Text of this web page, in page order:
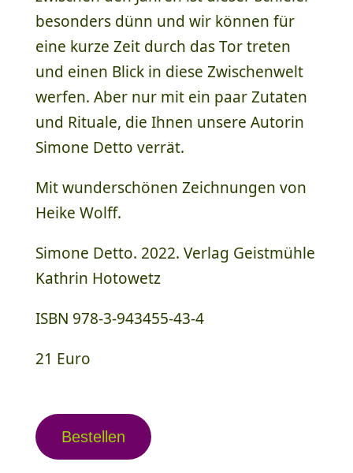
besonders dünn und wir können für
eine kurze Zeit durch das Tor treten
und einen Blick in diese Zwischenwelt
werfen. Aber nur mit ein paar Zutaten
und Rituale, die Ihnen unsere Autorin
Simone Detto verrät.
Mit wunderschönen Zeichnungen von
Heike Wolff.
Simone Detto. 2022. Verlag Geistmühle
Kathrin Hotowetz
ISBN 978-3-943455-43-4
21 Euro
Bestellen